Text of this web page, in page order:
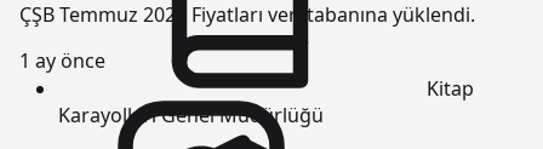
ÇŞB Temmuz 2026 Fiyatları veri tabanına yüklendi.
1 ay önce
Kitap
Karayolları Genel Müdürlüğü